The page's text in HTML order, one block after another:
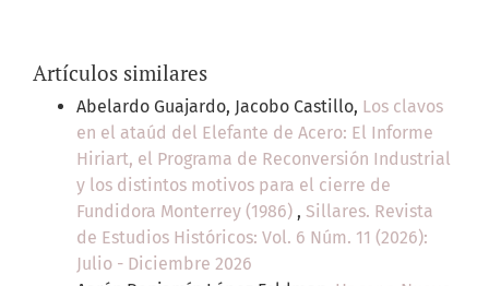
Artículos similares
Abelardo Guajardo, Jacobo Castillo, Los clavos
en el ataúd del Elefante de Acero: El Informe
Hiriart, el Programa de Reconversión Industrial
y los distintos motivos para el cierre de
Fundidora Monterrey (1986) , Sillares. Revista
de Estudios Históricos: Vol. 6 Núm. 11 (2026):
Julio - Diciembre 2026